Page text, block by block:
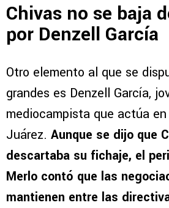
Chivas no se baja
por Denzell García
Otro elemento al que se
grandes es Denzell García,
mediocampista que actúa
Juárez. Aunque se dijo que
descartaba su fichaje, el
Merlo contó que las
mantienen entre las